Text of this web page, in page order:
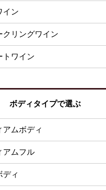
イン
クリングワイン
トワイン
ボディタイプで選ぶ
アムボディ
アムフル
ディ